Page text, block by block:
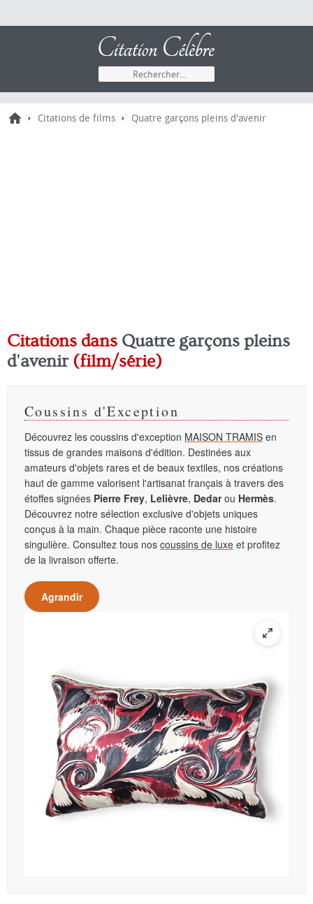
› Citations de films › Quatre garçons pleins d'avenir
Citations dans Quatre garçons pleins
d'avenir(film/série)
Coussins d'Exception
Découvrez les coussins d'exception MAISON TRAMIS en
tissus de grandes maisons d'édition. Destinées aux
amateurs d'objets rares et de beaux textiles, nos créations
haut de gamme valorisent l'artisanat français à travers des
étoffes signées Pierre Frey, Lelièvre, Dedarou Hermès.
Découvrez notre sélection exclusive d'objets uniques
conçus à la main. Chaque pièce raconte une histoire
singulière. Consultez tous nos coussins de luxe et profitez
de la livraison offerte.
Agrandir